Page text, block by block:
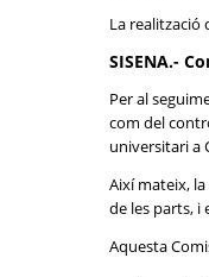
La realització
SISENA.-
Per al
com del
universitari a
Així mateix,
de les parts, i
Aquesta